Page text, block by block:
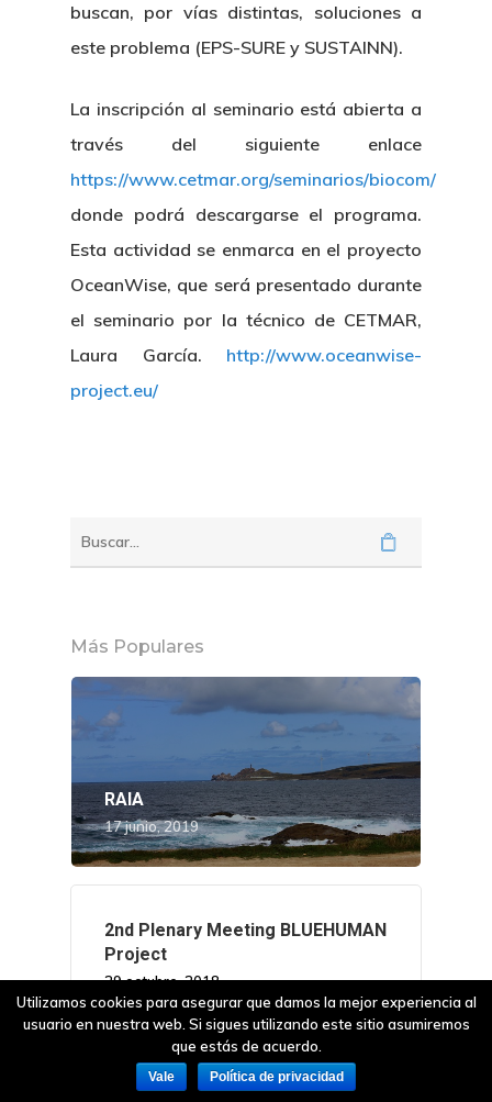
buscan, por vías distintas, soluciones a
este problema (EPS-SURE y SUSTAINN).
La inscripción al seminario está abierta a
través del siguiente enlace
https://www.cetmar.org/seminarios/biocom/
donde podrá descargarse el programa.
Esta actividad se enmarca en el proyecto
OceanWise, que será presentado durante
el seminario por la técnico de CETMAR,
Laura García. http://www.oceanwise-
project.eu/
Más Populares
RAIA
17 junio, 2019
2nd Plenary Meeting BLUEHUMAN
Project
29 octubre, 2018
La conselleira do Mar valora la
Utilizamos cookies para asegurar que damos la mejor experiencia al
usuario en nuestra web. Si sigues utilizando este sitio asumiremos
que estás de acuerdo.
Vale Política de privacidad